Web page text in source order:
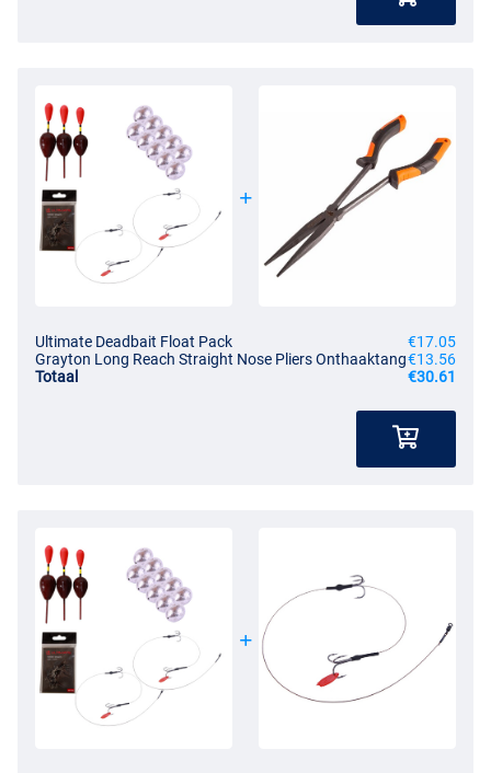
Ultimate Deadbait Float Pack
€17.05
Grayton Long Reach Straight Nose Pliers Onthaaktang€13.56
Totaal
€30.61